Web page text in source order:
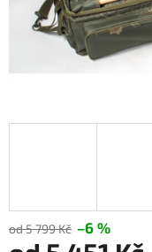
od 5 799 Kč –6 %